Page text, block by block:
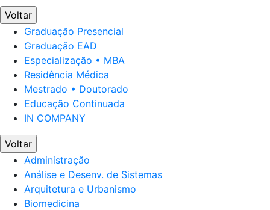
Voltar
Graduação Presencial
Graduação EAD
Especialização • MBA
Residência Médica
Mestrado • Doutorado
Educação Continuada
IN COMPANY
Voltar
Administração
Análise e Desenv. de Sistemas
Arquitetura e Urbanismo
Biomedicina